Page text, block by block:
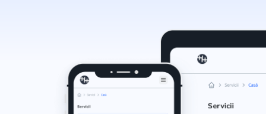
Plăți rapide cu propriul POS pe smartphone.